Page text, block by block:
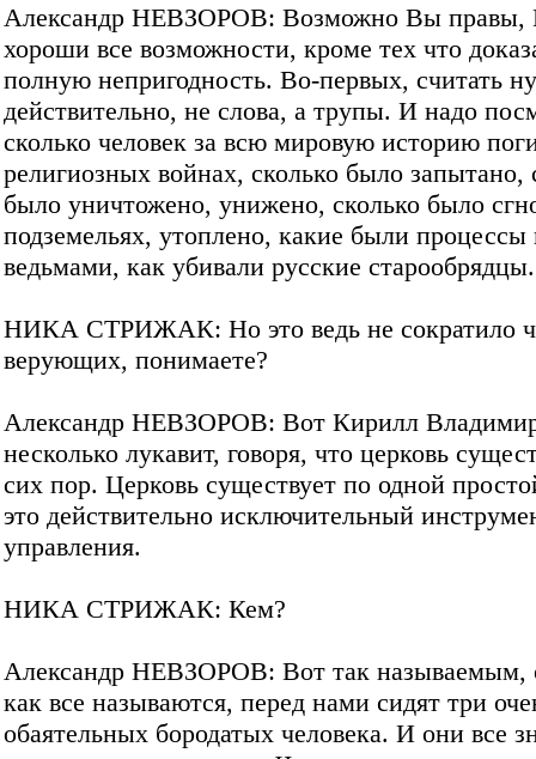
Александр НЕВЗОРОВ: Возможно Вы правы,
хороши все возможности, кроме тех что
полную непригодность. Во-первых, считать
действительно, не слова, а трупы. И надо
сколько человек за всю мировую историю
религиозных войнах, сколько было запытано,
было уничтожено, унижено, сколько было
подземельях, утоплено, какие были процессы
ведьмами, как убивали русские старообрядцы.
НИКА СТРИЖАК: Но это ведь не сократило
верующих, понимаете?
Александр НЕВЗОРОВ: Вот Кирилл
несколько лукавит, говоря, что церковь
сих пор. Церковь существует по одной
это действительно исключительный
управления.
НИКА СТРИЖАК: Кем?
Александр НЕВЗОРОВ: Вот так называемым,
как все называются, перед нами сидят три
обаятельных бородатых человека. И они все